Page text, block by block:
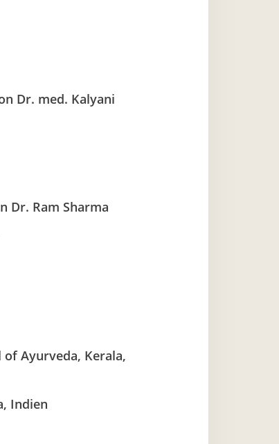
Dr. med. Kalyani
Dr. Ram Sharma
Ayurveda, Kerala,
Indien